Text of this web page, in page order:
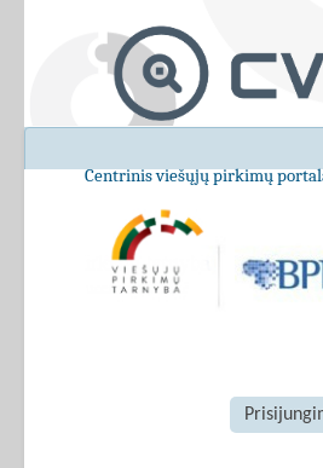
Centrinis viešųjų pirkimų